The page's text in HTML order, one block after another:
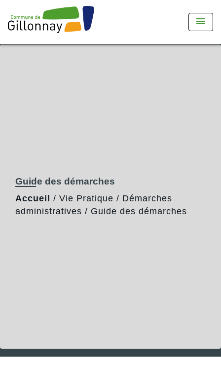
menu
Guide des démarches
Accueil / Vie Pratique / Démarches
administratives / Guide des démarches